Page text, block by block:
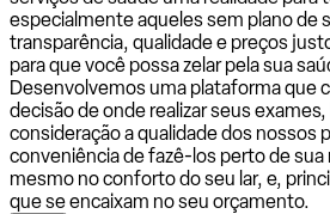
especialmente aqueles sem plano de
transparência, qualidade e preços
para que você possa zelar pela sua
Desenvolvemos uma plataforma que
decisão de onde realizar seus
consideração a qualidade dos nossos
conveniência de fazê-los perto de sua
mesmo no conforto do seu lar, e,
que se encaixam no seu orçamento.